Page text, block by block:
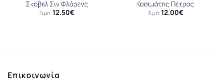
Σκόβελ Σιν Φλόρενς
Τιμή: 12.50€
Κασιμάτης Πέτρος
Τιμή: 12.00€
Επικοινωνία